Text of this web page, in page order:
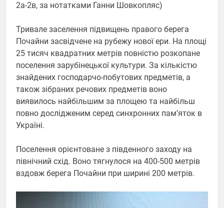
2а-2в, за нотатками Ганни Шовкопляс)
Тривале заселення підвищень правого берега
Почайни засвідчене на рубежу нової ери. На площі
25 тисяч квадратних метрів повністю розкопане
поселення зарубінецької культури. За кількістю
знайдених господарчо-побутових предметів, а
також зібраних речових предметів воно
виявилось найбільшим за площею та найбільш
повно дослідженим серед синхронних пам’яток в
Україні.
Поселення орієнтоване з південного заходу на
північний схід. Воно тягнулося на 400-500 метрів
вздовж берега Почайни при ширині 200 метрів.